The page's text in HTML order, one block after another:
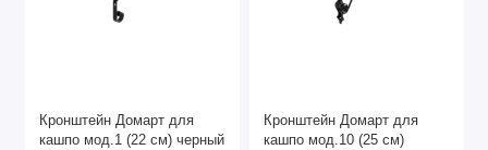
Кронштейн Домарт для
кашпо мод.1 (22 см) черный
Кронштейн Домарт для
кашпо мод.10 (25 см)